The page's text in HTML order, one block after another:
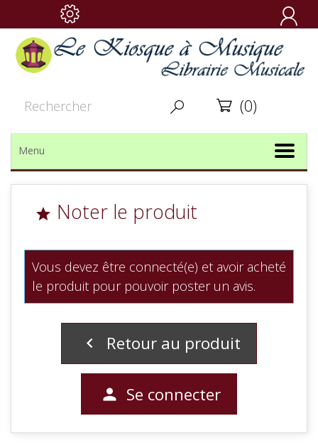

  (0)
Menu
 Noter le produit
Vous devez être connecté(e) et avoir acheté
le produit pour pouvoir poster un avis.
 Retour au produit
 Se connecter